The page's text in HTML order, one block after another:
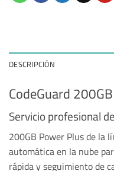
DESCRIPCIÓN
CodeGuard
Servicio profesional
200GB Power Plus de la
automática en la nube
rápida y seguimiento de